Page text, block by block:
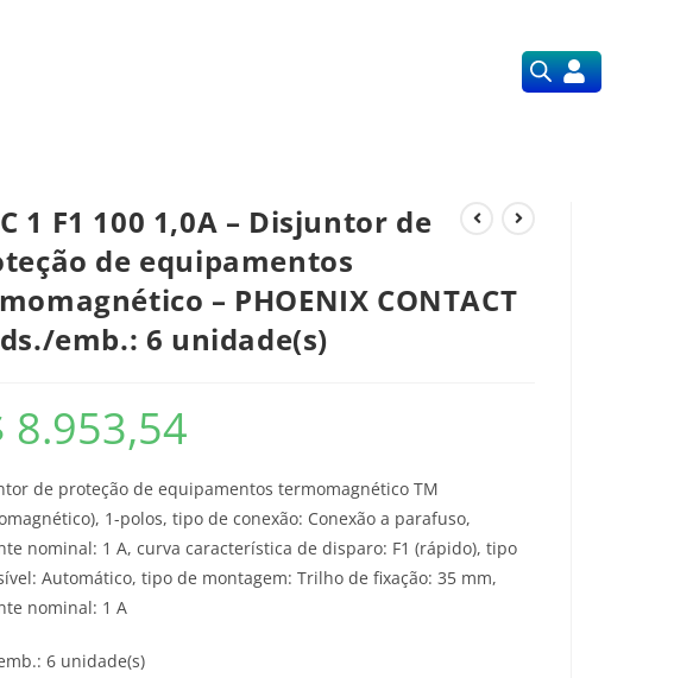
1 F1 100 1,0A – Disjuntor de
de equipamentos
– PHOENIX CONTACT
emb.: 6 unidade(s)
8.953,54
de proteção de equipamentos termomagnético TM
1-polos, tipo de conexão: Conexão a parafuso,
nominal: 1 A, curva característica de disparo: F1 (rápido), tipo
Automático, tipo de montagem: Trilho de fixação: 35 mm,
nominal: 1 A
6 unidade(s)